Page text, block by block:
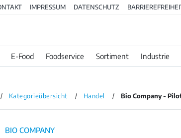
IMPRESSUM DATENSCHUTZ
E-Food Foodservice Sortiment Industrie
Kategorieübersicht Handel Bio Company -
BIO COMPANY